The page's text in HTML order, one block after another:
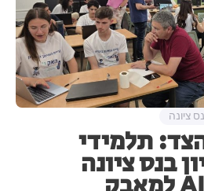
תלמידי
בנס ציונה
ציונה